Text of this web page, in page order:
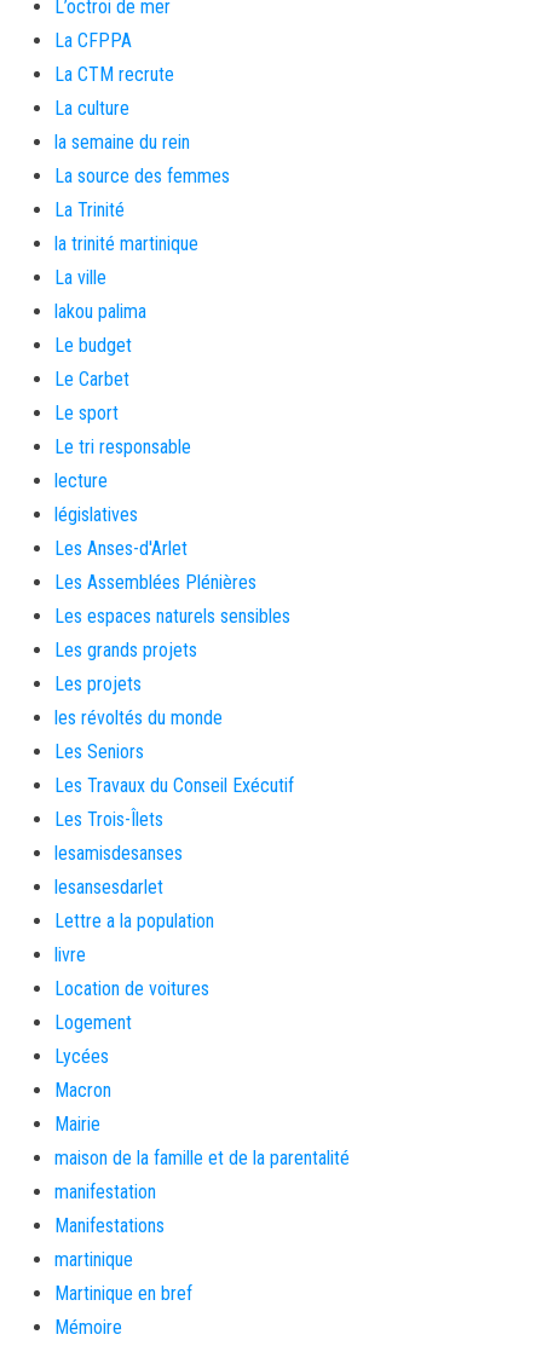
L’octroi de mer
La CFPPA
La CTM recrute
La culture
la semaine du rein
La source des femmes
La Trinité
la trinité martinique
La ville
lakou palima
Le budget
Le Carbet
Le sport
Le tri responsable
lecture
législatives
Les Anses-d'Arlet
Les Assemblées Plénières
Les espaces naturels sensibles
Les grands projets
Les projets
les révoltés du monde
Les Seniors
Les Travaux du Conseil Exécutif
Les Trois-Îlets
lesamisdesanses
lesansesdarlet
Lettre a la population
livre
Location de voitures
Logement
Lycées
Macron
Mairie
maison de la famille et de la parentalité
manifestation
Manifestations
martinique
Martinique en bref
Mémoire